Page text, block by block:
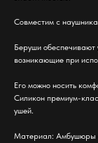
Совместим с
Беруши обеспечивают
возникающие при
Его можно носить
Силикон премиум-
ушей.
Материал: Амбушюры